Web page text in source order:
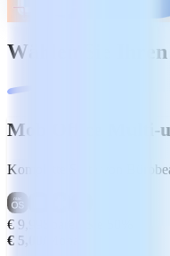
Wählen Sie Ihren
MobiOffice Multi-
Komplette Suite von
€ 9,99
€ 5,00